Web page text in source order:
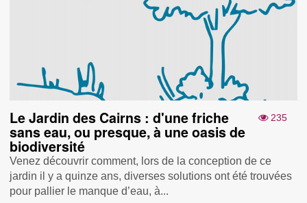
235
Le Jardin des Cairns : d'une friche
sans eau, ou presque, à une oasis de
biodiversité
Venez découvrir comment, lors de la conception de ce
jardin il y a quinze ans, diverses solutions ont été trouvées
pour pallier le manque d’eau, à...